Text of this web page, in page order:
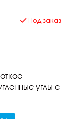
Под заказ
углы с